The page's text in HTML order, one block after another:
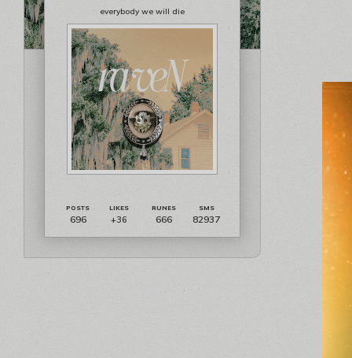
everybody we will die
696 +36 666 82937